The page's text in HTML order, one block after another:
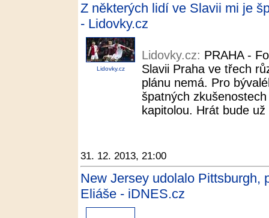
Z některých lidí ve Slavii mi je
- Lidovky.cz
Lidovky.cz
Lidovky.cz: PRAHA -
Slavii Praha ve třech
plánu nemá. Pro
špatných
kapitolou. Hrát bude
31. 12. 2013, 21:00
New Jersey udolalo Pittsburgh,
Eliáše - iDNES.cz